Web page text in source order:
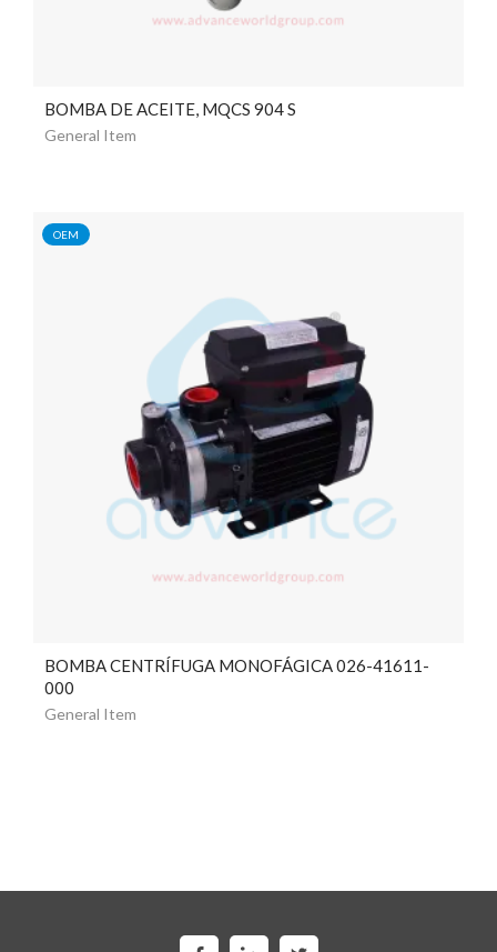
BOMBA DE ACEITE, MQCS 904 S
General Item
OEM
BOMBA CENTRÍFUGA MONOFÁGICA 026-41611-
000
General Item